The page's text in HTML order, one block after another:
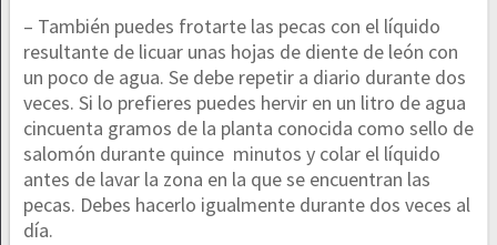
– También puedes frotarte las pecas con el líquido
resultante de licuar unas hojas de diente de león con
un poco de agua. Se debe repetir a diario durante dos
veces. Si lo prefieres puedes hervir en un litro de agua
cincuenta gramos de la planta conocida como sello de
salomón durante quince minutos y colar el líquido
antes de lavar la zona en la que se encuentran las
pecas. Debes hacerlo igualmente durante dos veces al
día.